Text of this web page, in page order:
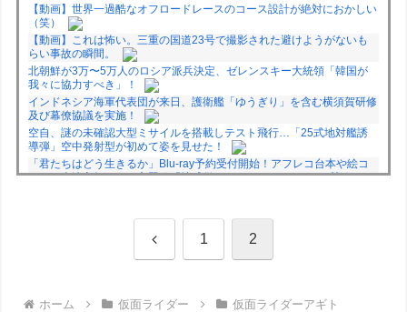
【動画】世界一過酷なオフロードレースのコース設計が絶対におかしい
（笑）
【動画】これは怖い。三重の国道23号で撮影された避けようがないも
らい事故の瞬間。
北朝鮮が3万〜5万人のロシア派兵決定、ゼレンスキー大統領「韓国が
我々に協力すべき」！
インドネシア海軍代表団が来日、護衛艦「ゆうぎり」を含む横須賀研修
及び幕僚協議を実施！
空自、謎の未確認大型ミサイルを搭載しテスト飛行…「25式地対艦誘
導弾」空中発射型が初めて姿を見せた！
「君たちはどう生きるか」Blu-ray予約受付開始！アフレコ台本や絵コ
ンテ、米津玄師による主題歌「地球儀」ミュージッククリップ収録。ス
【しばらく固定記事です】
★【ワートリ】今月第241話「遠征選抜試験㊲」第242話「遠征選抜試
Powered by livedoor 相互RSS
前 1 2
ホーム 仮面ライダー 仮面ライダーアギト